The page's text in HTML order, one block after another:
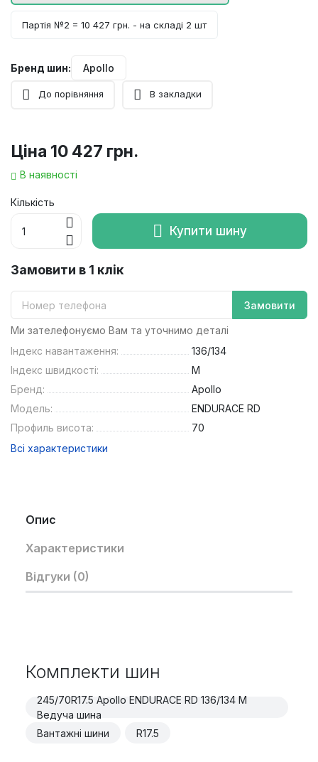
Партія №2 = 10 427 грн. - на складі 2 шт
Бренд шин: Apollo
До порівняння В закладки
Ціна 10 427 грн.
В наявності
Кількість
Купити шину
Замовити в 1 клік
Замовити
Ми зателефонуємо Вам та уточнимо деталі
Індекс навантаження:
136/134
Індекс швидкості:
M
Бренд:
Apollo
Модель:
ENDURACE RD
Профиль висота:
70
Всі характеристики
Опис
Характеристики
Відгуки (0)
Комплекти шин
245/70R17.5 Apollo ENDURACE RD 136/134 M
Ведуча шина
Вантажні шини
R17.5